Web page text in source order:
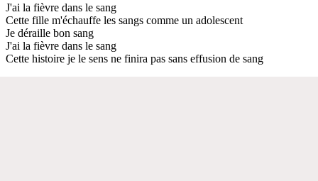
J'ai la fièvre dans le sang
Cette fille m'échauffe les sangs comme un adolescent
Je déraille bon sang
J'ai la fièvre dans le sang
Cette histoire je le sens ne finira pas sans effusion de sang